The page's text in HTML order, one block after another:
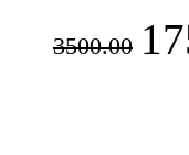
3500.00